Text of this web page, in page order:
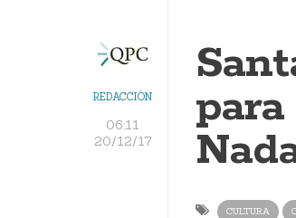
REDACCIÓN
06:11
20/12/17
CULTURA